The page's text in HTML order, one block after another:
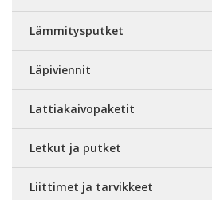
Lämmitysputket
Läpiviennit
Lattiakaivopaketit
Letkut ja putket
Liittimet ja tarvikkeet